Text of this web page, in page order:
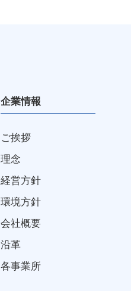
企業情報
ご挨拶
理念
経営方針
環境方針
会社概要
沿革
各事業所